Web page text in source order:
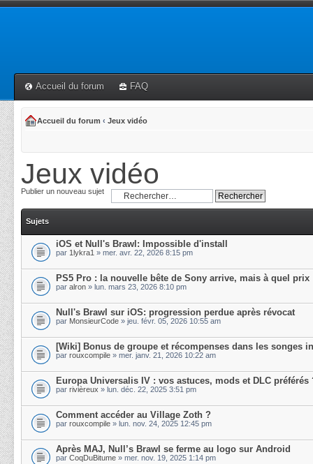
Accueil du forum FAQ
Accueil du forum ‹ Jeux vidéo
Jeux vidéo
Publier un nouveau sujet
Sujets
iOS et Null's Brawl: Impossible d'install
par 1lykra1 » mer. avr. 22, 2026 8:15 pm
PS5 Pro : la nouvelle bête de Sony arrive, mais à quel prix
par alron » lun. mars 23, 2026 8:10 pm
Null's Brawl sur iOS: progression perdue après révocat
par MonsieurCode » jeu. févr. 05, 2026 10:55 am
[Wiki] Bonus de groupe et récompenses dans les songes
par rouxcompile » mer. janv. 21, 2026 10:22 am
Europa Universalis IV : vos astuces, mods et DLC préférés
par rivièreux » lun. déc. 22, 2025 3:51 pm
Comment accéder au Village Zoth ?
par rouxcompile » lun. nov. 24, 2025 12:45 pm
Après MAJ, Null’s Brawl se ferme au logo sur Android
par CoqDuBitume » mer. nov. 19, 2025 1:14 pm